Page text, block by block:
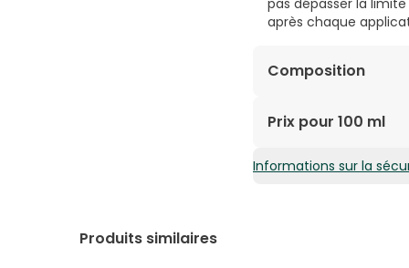
pas dépasser la
après chaque
Composition
INGREDIENTS : AQUA/
HYALURONIC ACID,
Prix pour 100 ml
95,97€ / 100 ml
Informations sur la
Produits similaires